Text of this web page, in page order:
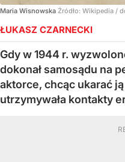
Maria Wisnowska Źródło: Wikipedia /
ŁUKASZ CZARNECKI
Gdy w 1944 r.
dokonał samosądu na
aktorce, chcąc ukarać
utrzymywała kontakty